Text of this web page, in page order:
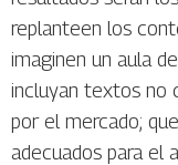
replanteen los
imaginen un aula
incluyan textos no
por el mercado;
adecuados para el